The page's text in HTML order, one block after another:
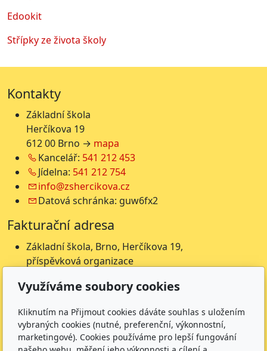
Edookit
Střípky ze života školy
Kontakty
Základní škola
Herčíkova 19
612 00 Brno → mapa
Kancelář: 541 212 453
Jídelna: 541 212 754
info@zshercikova.cz
Datová schránka: guw6fx2
Fakturační adresa
Základní škola, Brno, Herčíkova 19,
příspěvková organizace
612 00 Brno
Nejsme plátci DPH
Čísla účtů
Využíváme soubory cookies
Kliknutím na Přijmout cookies dáváte souhlas s uložením
vybraných cookies (nutné, preferenční, výkonnostní,
marketingové). Cookies používáme pro lepší fungování